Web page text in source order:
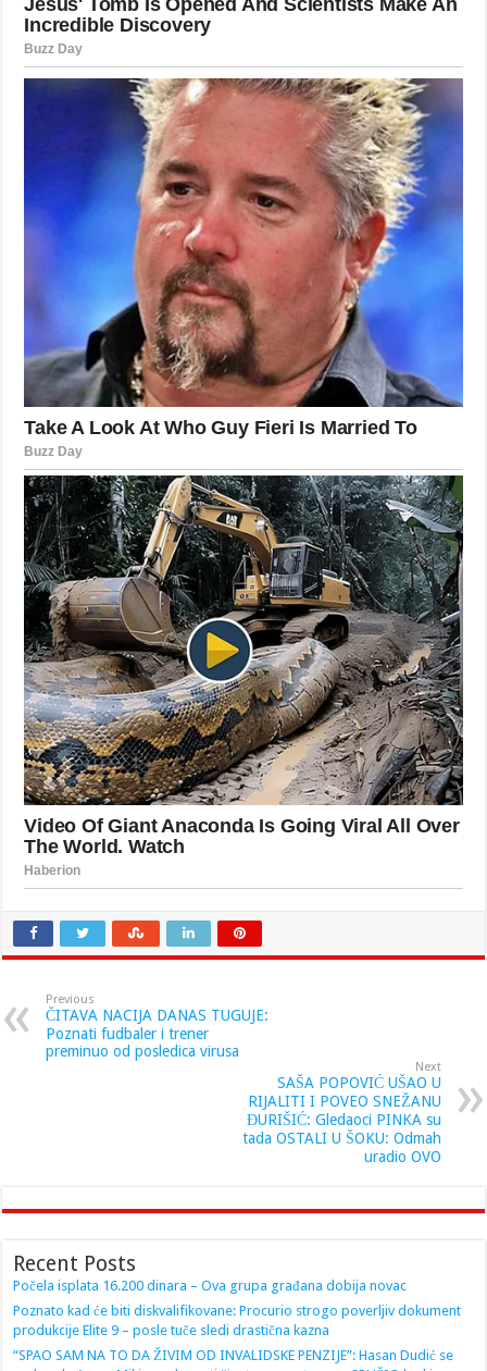
Previous
ČITAVA NACIJA DANAS TUGUJE:
Poznati fudbaler i trener
preminuo od posledica virusa
Next
SAŠA POPOVIĆ UŠAO U
RIJALITI I POVEO SNEŽANU
ĐURIŠIĆ: Gledaoci PINKA su
tada OSTALI U ŠOKU: Odmah
uradio OVO
Recent Posts
Počela isplata 16.200 dinara – Ova grupa građana dobija novac
Poznato kad će biti diskvalifikovane: Procurio strogo poverljiv dokument
produkcije Elite 9 – posle tuče sledi drastična kazna
“SPAO SAM NA TO DA ŽIVIM OD INVALIDSKE PENZIJE”: Hasan Dudić se